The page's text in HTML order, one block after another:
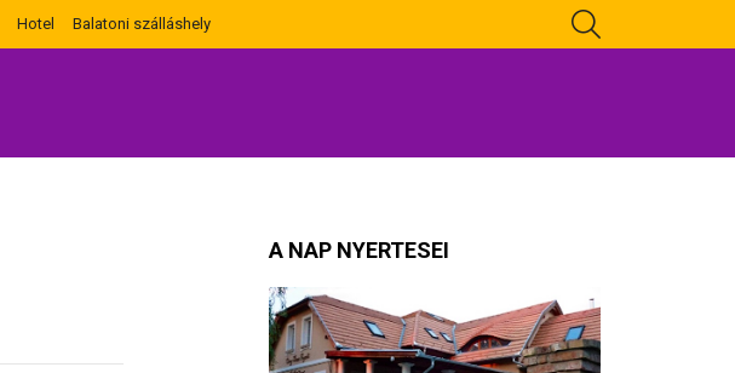
Hotel Balatoni szálláshely
A NAP NYERTESEI